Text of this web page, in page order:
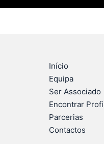
Início
Equipa
Ser Associado
Encontrar
Parcerias
Contactos